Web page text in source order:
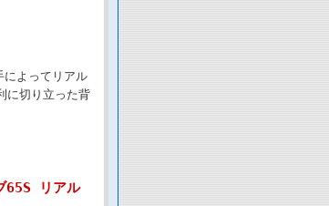
によってリアル
に切り立った背
リアル